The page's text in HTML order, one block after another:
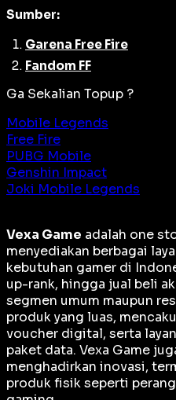
Sumber:
Garena Free Fire
Fandom FF
Ga Sekalian Topup ?
Mobile Legends
Free Fire
PUBG Mobile
Genshin Impact
Joki Mobile Legends
Vexa Game adalah one
menyediakan berbagai
kebutuhan gamer di
up-rank, hingga jual beli
segmen umum maupun
produk yang luas,
voucher digital, serta
paket data. Vexa Game
menghadirkan inovasi,
produk fisik seperti